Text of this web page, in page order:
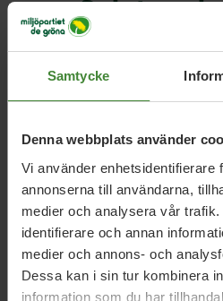
Samtycke
Denna webbplats använder
Vi använder enhetsidentifierare
annonserna till användarna,
medier och analysera vår
identifierare och annan
medier och annons- och
Dessa kan i sin tur kombinera
information som du har
Relaterade
Skåne, 13 mars 2026
sparpaket på SUS
Skåne, 27 januari 2026
”Sjukhusen har inte en
sina budgetar”